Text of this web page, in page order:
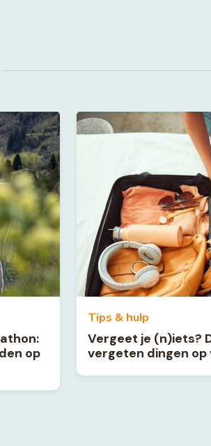
op
Tips & hulp
Vergeet je (n)iets?
vergeten dingen op